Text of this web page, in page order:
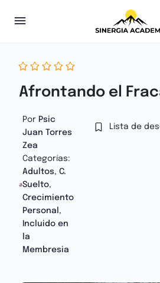
Afrontando el
Por Psic
Juan Torres
Zea
Categorías:
Adultos,C.
Suelto,
Crecimiento
Personal ,
Incluido en
la
Membresia
Lista de